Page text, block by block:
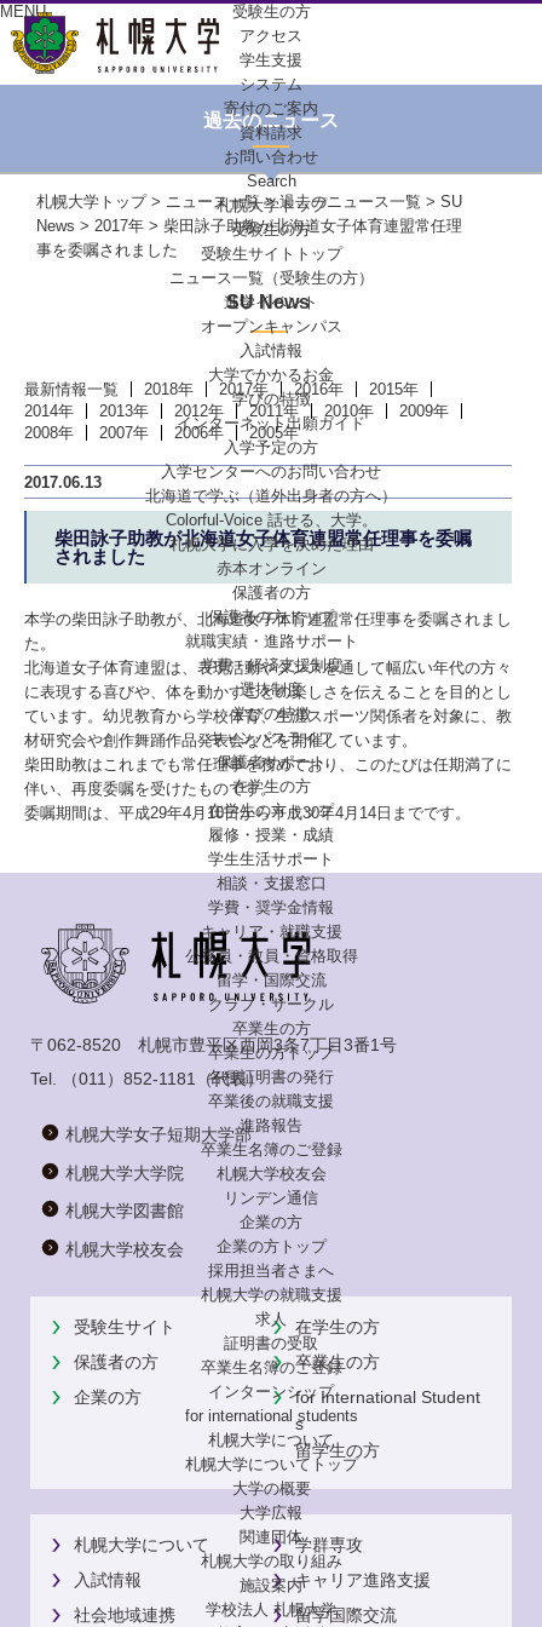
MENU
受験生の方
アクセス
学生支援
システム
寄付のご案内
資料請求
お問い合わせ
Search
札幌大学トップ
受験生の方
受験生サイトトップ
ニュース一覧（受験生の方）
進学イベント
オープンキャンパス
入試情報
大学でかかるお金
学びの特徴
インターネット出願ガイド
入学予定の方
入学センターへのお問い合わせ
北海道で学ぶ（道外出身者の方へ）
Colorful-Voice 話せる、大学。
札幌大学に入学を決めた理由
赤本オンライン
保護者の方
保護者の方トップ
就職実績・進路サポート
学費・経済支援制度
選抜制度
学びの特徴
キャンパスライフ
保護者サポート
在学生の方
在学生の方トップ
履修・授業・成績
学生生活サポート
相談・支援窓口
学費・奨学金情報
キャリア・就職支援
公務員・教員・資格取得
留学・国際交流
クラブ・サークル
卒業生の方
卒業生の方トップ
各種証明書の発行
卒業後の就職支援
進路報告
卒業生名簿のご登録
札幌大学校友会
リンデン通信
企業の方
企業の方トップ
採用担当者さまへ
札幌大学の就職支援
求人
証明書の受取
卒業生名簿のご登録
インターンシップ
for international students
札幌大学について
札幌大学についてトップ
大学の概要
大学広報
関連団体
札幌大学の取り組み
施設案内
学校法人 札幌大学
過去のニュース
札幌大学トップ> ニュース一覧>過去のニュース一覧 > SU
News > 2017年 > 柴田詠子助教が北海道女子体育連盟常任理
事を委嘱されました
SU News
最新情報一覧 2018年 2017年 2016年
2015年
2014年
2013年 2012年 2011年 2010年
2009年
2008年
2007年 2006年 2005年
2017.06.13
柴田詠子助教が北海道女子体育連盟常任理事を委嘱
されました
本学の柴田詠子助教が、北海道女子体育連盟常任理事を委嘱されまし
た。
北海道女子体育連盟は、表現活動やダンスを通して幅広い年代の方々
に表現する喜びや、体を動かすことの楽しさを伝えることを目的とし
ています。幼児教育から学校体育、生涯スポーツ関係者を対象に、教
材研究会や創作舞踊作品発表会などを開催しています。
柴田助教はこれまでも常任理事を務めており、このたびは任期満了に
伴い、再度委嘱を受けたものです。
委嘱期間は、平成29年4月10日から平成30年4月14日までです。
〒062-8520 札幌市豊平区西岡3条7丁目3番1号
Tel.
（011）852-1181 （代表）
札幌大学女子短期大学部
札幌大学大学院
札幌大学図書館
札幌大学校友会
受験生サイト
在学生の方
保護者の方
卒業生の方
企業の方
for International Student
s
留学生の方
札幌大学について
学群専攻
入試情報
キャリア進路支援
社会地域連携
留学国際交流